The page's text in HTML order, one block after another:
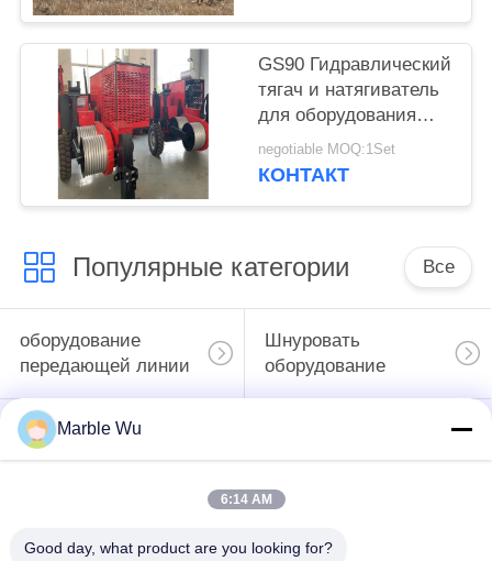
GS90 Гидравлический
тягач и натягиватель
для оборудования
для натягивания
воздушных линий
negotiable MOQ:1Set
КОНТАКТ
Популярные категории Все
оборудование
передающей линии
Шнуровать
оборудование
линия
электропередач
инструмент
Marble Wu
6:14 AM
Good day, what product are you looking for?